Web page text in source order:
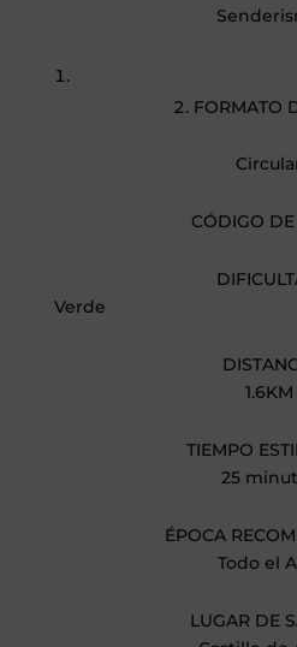
FORMATO
CÓDIGO
Verde
1.6KM
TIEMPO
25
ÉPOCA
Todo el
LUGAR DE